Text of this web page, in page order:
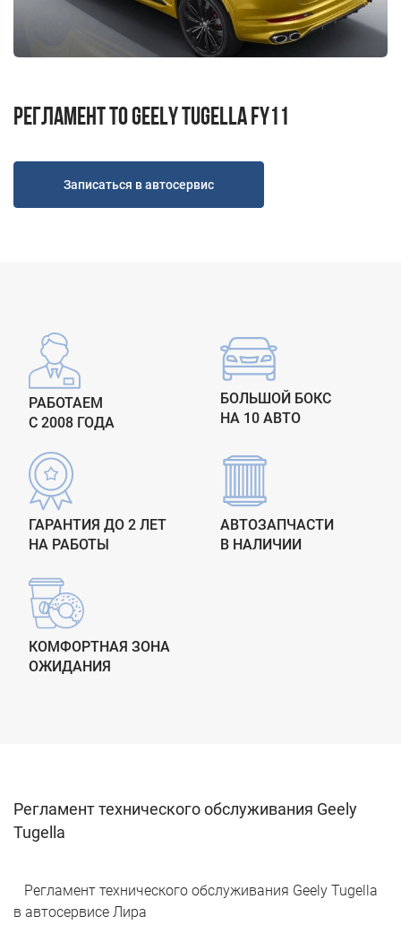
Н.Новгород ул. Удмуртская д.10
Пн-Пт 9.00 - 19.00; Сб, Вс - Выходной
+7 (831) 214-00-50
Регламент ТО Geely Tugella FY11
Записаться в автосервис
РАБОТАЕМ
С 2008 ГОДА
БОЛЬШОЙ БОКС
НА 10 АВТО
ГАРАНТИЯ ДО 2 ЛЕТ
НА РАБОТЫ
АВТОЗАПЧАСТИ
В НАЛИЧИИ
КОМФОРТНАЯ ЗОНА
ОЖИДАНИЯ
Регламент технического обслуживания Geely
Tugella
Регламент технического обслуживания Geely Tugella
в автосервисе Лира